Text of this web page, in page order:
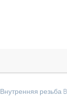
Внутренняя резьба